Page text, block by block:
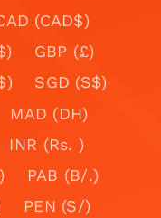
(CAD$)
GBP (£)
SGD (S$)
MAD (DH)
INR (Rs. )
PAB (B/.)
PEN (S/)